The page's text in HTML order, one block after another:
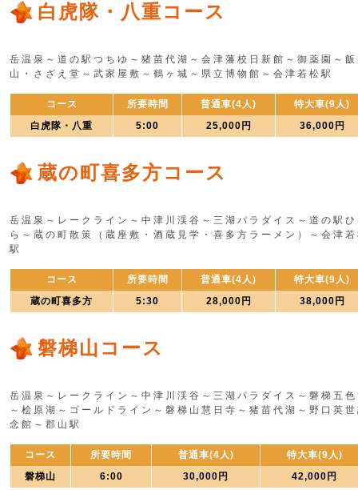
白虎隊・八重コース
岳温泉～道の駅つちゆ～猪苗代湖～会津藩校日新館～御薬園～
山・さざえ堂～武家屋敷～鶴ヶ城～県立博物館～会津若松駅
コース 所要時間 普通車(4人)
特大車(9人)
白虎隊・八重
5:00 25,000円 36,000円
蔵の町喜多方コース
岳温泉～レークライン～中津川渓谷～三湖パラダイス～道の駅
ら～蔵の町散策（蔵座敷・酒蔵見学・喜多方ラーメン）～会津
駅
コース 所要時間 普通車(4人)
特大車(9人)
蔵の町喜多方
5:30 28,000円 38,000円
磐梯山コース
岳温泉～レークライン～中津川渓谷～三湖パラダイス～磐梯五
～桧原湖～ゴールドライン～磐梯山慧日寺～猪苗代湖～野口英
念館～郡山駅
コース 所要時間 普通車(4人)
特大車(9人)
磐梯山
6:00 30,000円 42,000円